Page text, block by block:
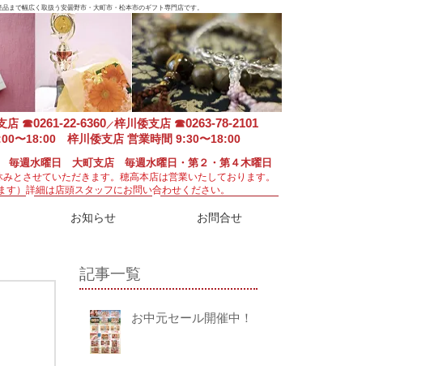
まで幅広く取扱う安曇野市・大町市・松本市のギフト専門店です。
店 ☎0261-22-6360／梓川倭支店 ☎0263-78-2101
〜18:00 梓川倭支店 営業時間 9:30〜18:00
週水曜日 大町支店 毎週水曜日・第２・第４木曜日
お知らせ お問合せ
とさせていただきます。 穂高本店は営業いたしております。
） 詳細は店頭スタッフにお問い合わせください。
記事一覧
お中元セール開催中！！